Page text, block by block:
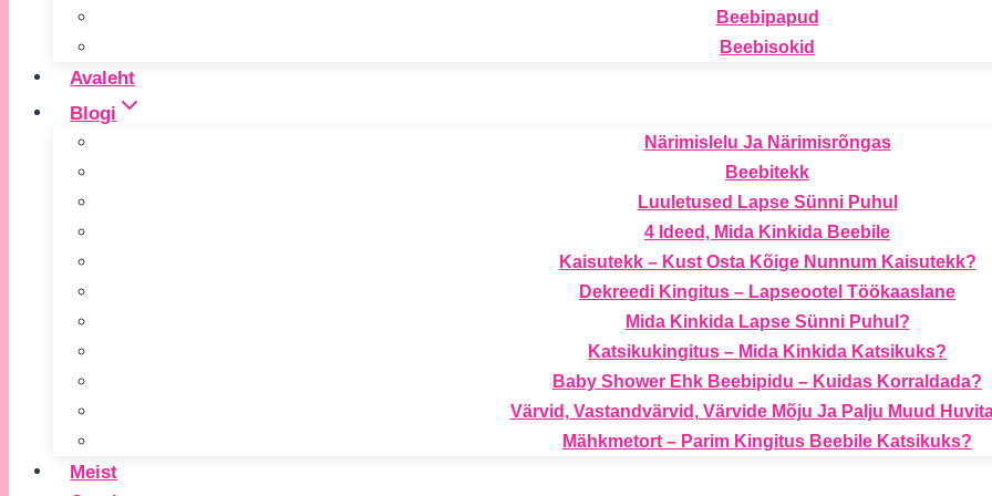
Beebipapud
Beebisokid
Avaleht
Blogi
Närimislelu Ja Närimisrõngas
Beebitekk
Luuletused Lapse Sünni Puhul
4 Ideed, Mida Kinkida Beebile
Kaisutekk – Kust Osta Kõige Nunnum Kaisutekk?
Dekreedi Kingitus – Lapseootel Töökaaslane
Mida Kinkida Lapse Sünni Puhul?
Katsikukingitus – Mida Kinkida Katsikuks?
Baby Shower Ehk Beebipidu – Kuidas Korraldada?
Värvid, Vastandvärvid, Värvide Mõju Ja Palju Muud
Mähkmetort – Parim Kingitus Beebile Katsikuks?
Meist